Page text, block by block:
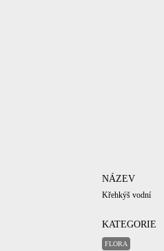
NÁZEV
Křehkýš vodní
KATEGORIE
FLORA